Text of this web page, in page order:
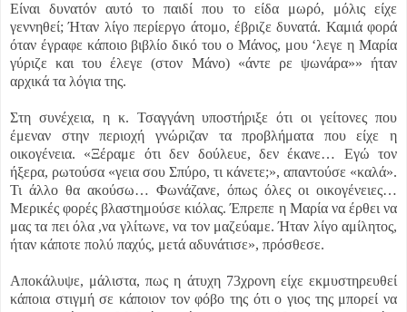
Είναι δυνατόν αυτό το παιδί που το είδα μωρό, μόλις είχε
γεννηθεί; Ήταν λίγο περίεργο άτομο, έβριζε δυνατά. Καμιά φορά
όταν έγραφε κάποιο βιβλίο δικό του ο Μάνος, μου ‘λεγε η Μαρία
γύριζε και του έλεγε (στον Μάνο) «άντε ρε ψωνάρα»» ήταν
αρχικά τα λόγια της.
Στη συνέχεια, η κ. Τσαγγάνη υποστήριξε ότι οι γείτονες που
έμεναν στην περιοχή γνώριζαν τα προβλήματα που είχε η
οικογένεια. «Ξέραμε ότι δεν δούλευε, δεν έκανε… Εγώ τον
ήξερα, ρωτούσα «γεια σου Σπύρο, τι κάνετε;», απαντούσε «καλά».
Τι άλλο θα ακούσω… Φωνάζανε, όπως όλες οι οικογένειες…
Μερικές φορές βλαστημούσε κιόλας. Έπρεπε η Μαρία να έρθει να
μας τα πει όλα ,να γλίτωνε, να τον μαζεύαμε. Ήταν λίγο αμίλητος,
ήταν κάποτε πολύ παχύς, μετά αδυνάτισε», πρόσθεσε.
Αποκάλυψε, μάλιστα, πως η άτυχη 73χρονη είχε εκμυστηρευθεί
κάποια στιγμή σε κάποιον τον φόβο της ότι ο γιος της μπορεί να